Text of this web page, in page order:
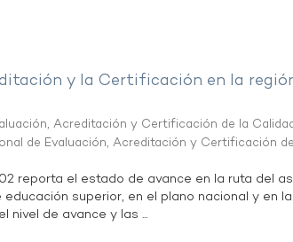
y la Certificación en la
Acreditación y Certificación de la
de Evaluación, Acreditación y Certificación
reporta el estado de avance en la ruta del
superior, en el plano nacional y en
nivel de avance y las ...